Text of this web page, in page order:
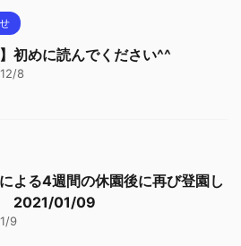
】初めに読んでください^^
8
よる4週間の休園後に再び登園し
2021/01/09
9